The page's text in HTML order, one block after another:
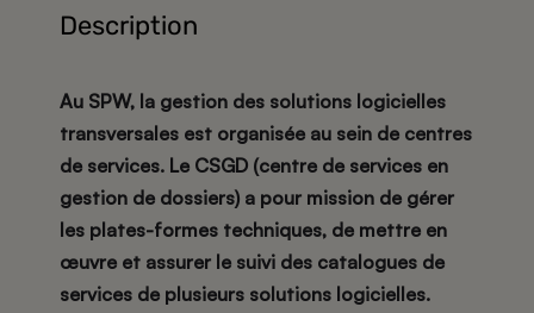
Description
Au SPW, la gestion des solutions logicielles
transversales est organisée au sein de centres
de services. Le CSGD (centre de services en
gestion de dossiers) a pour mission de gérer
les plates-formes techniques, de mettre en
œuvre et assurer le suivi des catalogues de
services de plusieurs solutions logicielles.